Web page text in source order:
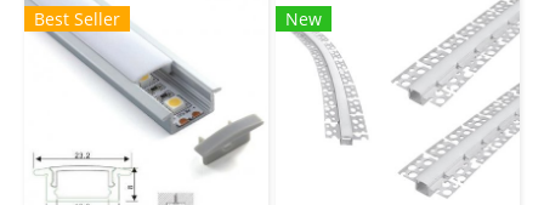
Best Seller New